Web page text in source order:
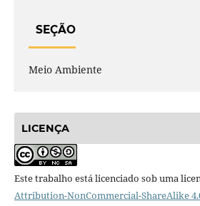
SEÇÃO
Meio Ambiente
LICENÇA
Este trabalho está licenciado sob uma
Attribution-NonCommercial-ShareAlike